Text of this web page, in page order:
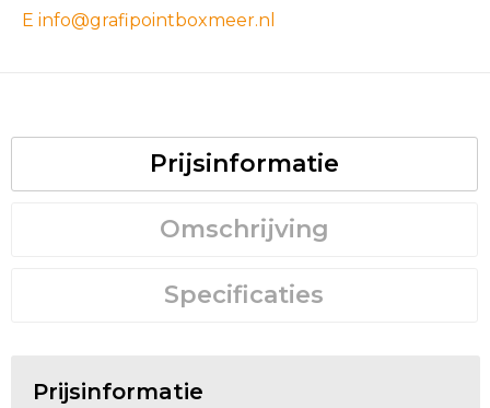
E info@grafipointboxmeer.nl
Prijsinformatie
Omschrijving
Specificaties
Prijsinformatie